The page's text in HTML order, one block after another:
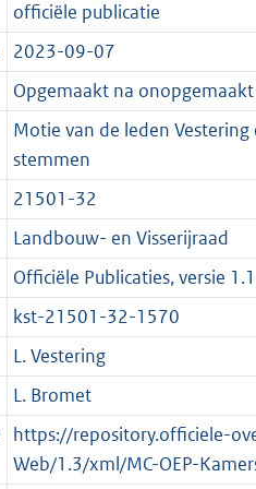
d
s
g
r
o
o
t
t
e
:
2
K
b
n
d
s
g
r
o
t
t
e
2
K
officiële publicatie
2023-09-07
Opgemaakt na onopgemaakt
Motie van de leden
stemmen
21501-32
Landbouw- en Visserijraad
Officiële Publicaties, versie 1.1
kst-21501-32-1570
L. Vestering
L. Bromet
https://repository.officiele-
Web/1.3/xml/MC-OEP-